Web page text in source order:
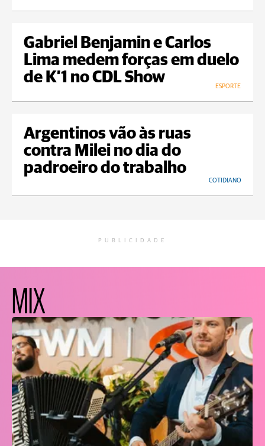
Gabriel Benjamin e Carlos
Lima medem forças em duelo
de K’1 no CDL Show
ESPORTE
Argentinos vão às ruas
contra Milei no dia do
padroeiro do trabalho
COTIDIANO
PUBLICIDADE
MIX